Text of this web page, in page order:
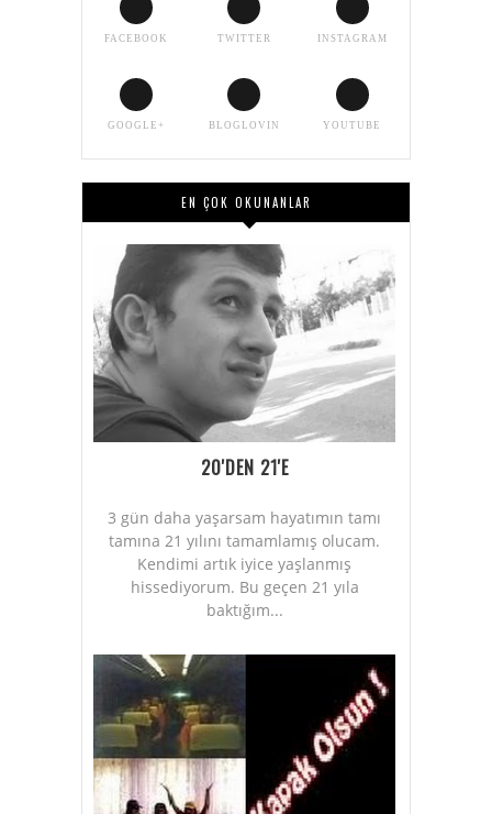
FACEBOOK TWITTER INSTAGRAM
GOOGLE+ BLOGLOVIN YOUTUBE
EN ÇOK OKUNANLAR
20'DEN 21'E
3 gün daha yaşarsam hayatımın tamı
tamına 21 yılını tamamlamış olucam.
Kendimi artık iyice yaşlanmış
hissediyorum. Bu geçen 21 yıla
baktığım...